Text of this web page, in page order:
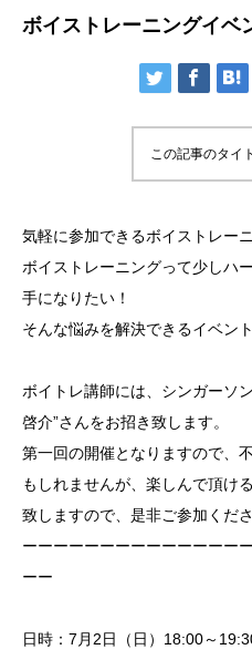
ボイストレーニングイベ
この記事のタイ
気軽に参加できるボイストレー
ボイストレーニングって少しハ
手になりたい！
そんな悩みを解決できるイベン
ボイトレ講師には、シンガーソ
啓介”さんをお招き致します。
第一回の開催となりますので、
もしれませんが、楽しんで頂け
致しますので、是非ご参加くださ
ーーーーーーーーーーーーーー
ーー
日時：7月2日（日）18:00～